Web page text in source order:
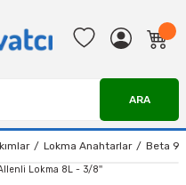
ARA
Lokma Anahtarlar Beta